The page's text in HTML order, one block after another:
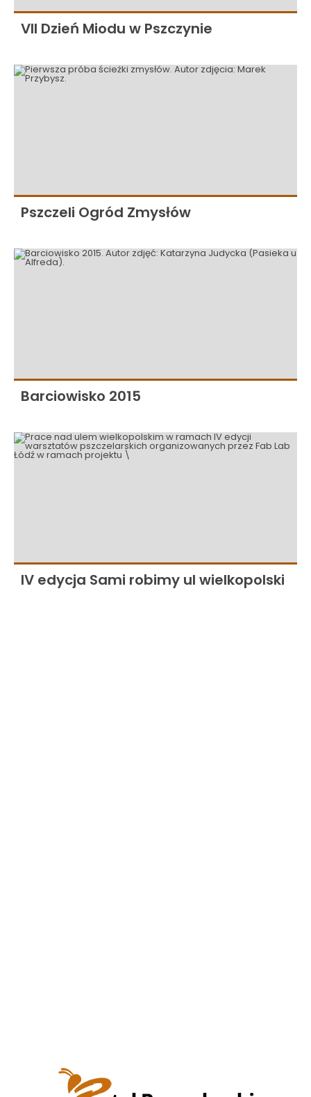
VII Dzień Miodu w Pszczynie
Pszczeli Ogród Zmysłów
Barciowisko 2015
IV edycja Sami robimy ul wielkopolski